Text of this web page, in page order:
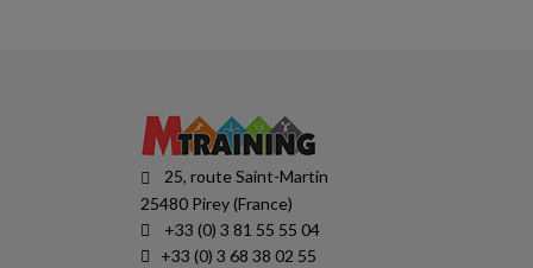
25, route Saint-Martin
25480 Pirey (France)
+33 (0) 3 81 55 55 04
+33 (0) 3 68 38 02 55